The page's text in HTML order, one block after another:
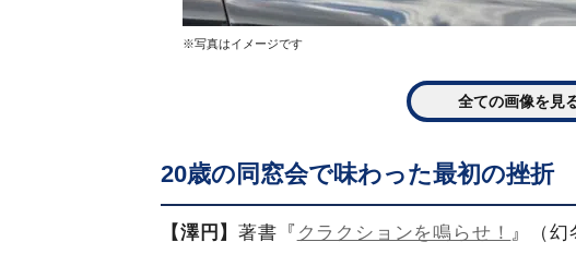
※写真はイメージです
全ての画像を見
20歳の同窓会で味わった最初の挫折
【澤円】著書『 クラクションを鳴らせ！ 』（幻